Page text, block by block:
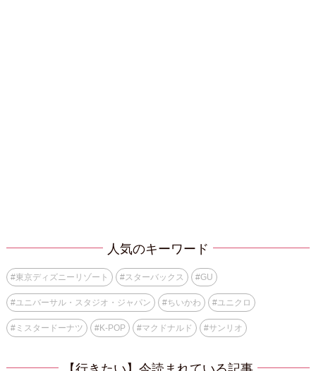
人気のキーワード
#東京ディズニーリゾート #スターバックス #GU
#ユニバーサル・スタジオ・ジャパン #ちいかわ #ユニクロ
#ミスタードーナツ #K-POP #マクドナルド #サンリオ